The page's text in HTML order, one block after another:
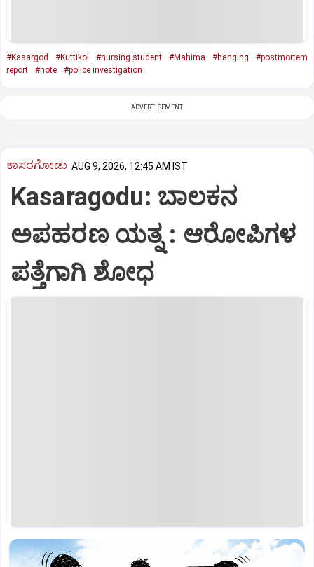
#Kasargod #Kuttikol #nursing student #Mahima #hanging
#postmortem
report
#note #police investigation
ADVERTISEMENT
ಕಾಸರಗೋಡು AUG 9, 2026, 12:45 AM IST
Kasaragodu: ಬಾಲಕನ
ಅಪಹರಣ ಯತ್ನ : ಆರೋಪಿಗಳ
ಪತ್ತೆಗಾಗಿ ಶೋಧ